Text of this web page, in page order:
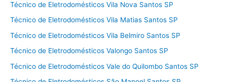
Técnico de Eletrodomésticos Vila Nova Santos SP
Técnico de Eletrodomésticos Vila Matias Santos SP
Técnico de Eletrodomésticos Vila Belmiro Santos SP
Técnico de Eletrodomésticos Valongo Santos SP
Técnico de Eletrodomésticos Vale do Quilombo Santos SP